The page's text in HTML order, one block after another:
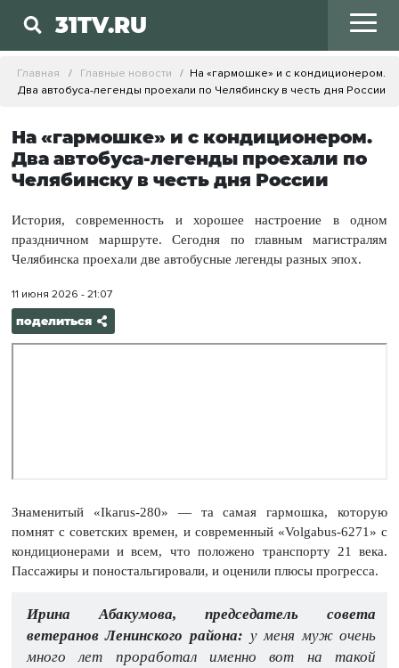
31TV.RU
Главная Главные новости
На «гармошке» и с кондиционером.
Два автобуса-легенды проехали по Челябинску в честь дня России
На «гармошке» и с кондиционером.
Два автобуса-легенды проехали по
Челябинску в честь дня России
История, современность и хорошее настроение в одном
праздничном маршруте. Сегодня по главным магистралям
Челябинска проехали две автобусные легенды разных эпох.
11 июня 2026 - 21:07
поделиться
Знаменитый «Ikarus-280» — та самая гармошка, которую
помнят с советских времен, и современный «Volgabus-6271» с
кондиционерами и всем, что положено транспорту 21 века.
Пассажиры и поностальгировали, и оценили плюсы прогресса.
Ирина Абакумова, председатель совета
ветеранов Ленинского района: у меня муж очень
много лет проработал именно вот на такой